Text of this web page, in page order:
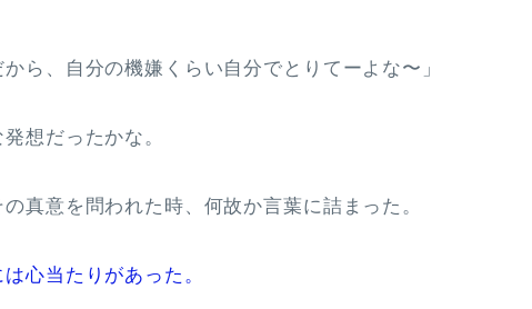
から、自分の機嫌くらい自分でとりてーよな〜」
想だったかな。
真意を問われた時、何故か言葉に詰まった。
心当たりがあった。